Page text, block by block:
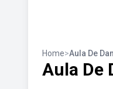
Home>Aula De
Aula De